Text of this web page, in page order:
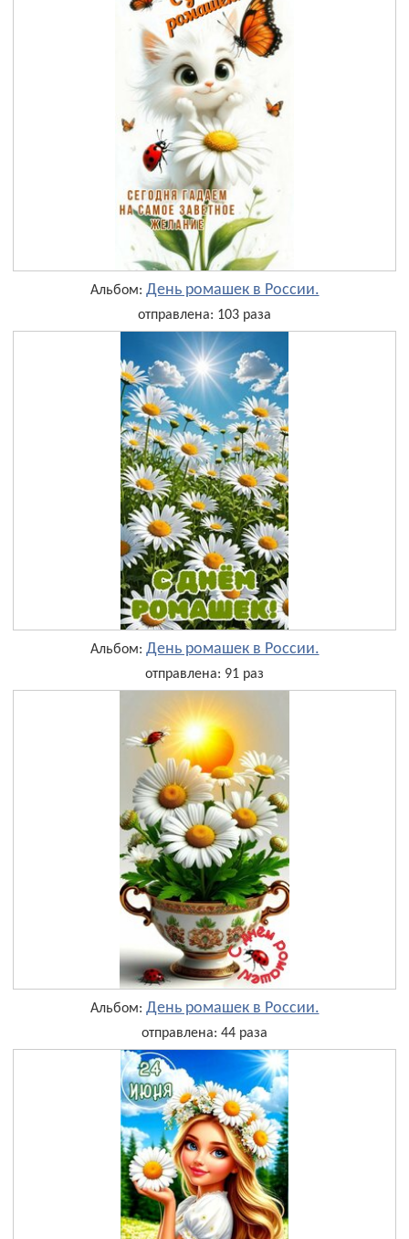
Альбом: День ромашек в России.
отправлена: 103 раза
Альбом: День ромашек в России.
отправлена: 91 раз
Альбом: День ромашек в России.
отправлена: 44 раза